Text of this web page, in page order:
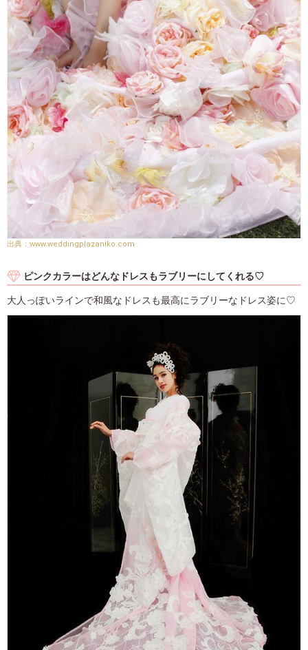
www.weddingplazaniko.com
ピンクカラーはどんなドレスもラブリーにしてくれる♡
大人っぽいラインで和風なドレスも最高にラブリーなドレス姿に♡